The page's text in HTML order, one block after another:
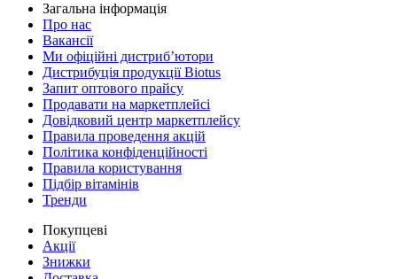
Загальна інформація
Про нас
Вакансії
Ми офіційні дистриб’ютори
Дистрибуція продукції Biotus
Запит оптового прайсу
Продавати на маркетплейсі
Довідковий центр маркетплейсу
Правила проведення акцій
Політика конфіденційності
Правила користування
Підбір вітамінів
Тренди
Покупцеві
Акції
Знижки